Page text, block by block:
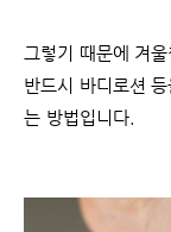
그렇기 때문에 겨
반드시 바디로션
는 방법입니다.